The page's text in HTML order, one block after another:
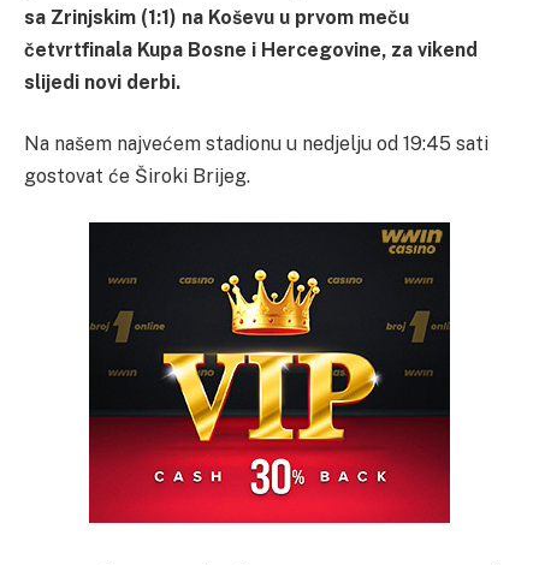
sa Zrinjskim (1:1) na Koševu u prvom meču
četvrtfinala Kupa Bosne i Hercegovine, za vikend
slijedi novi derbi.
Na našem najvećem stadionu u nedjelju od 19:45 sati
gostovat će Široki Brijeg.